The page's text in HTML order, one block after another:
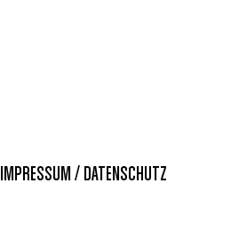
IMPRESSUM / DATENSCHUTZ